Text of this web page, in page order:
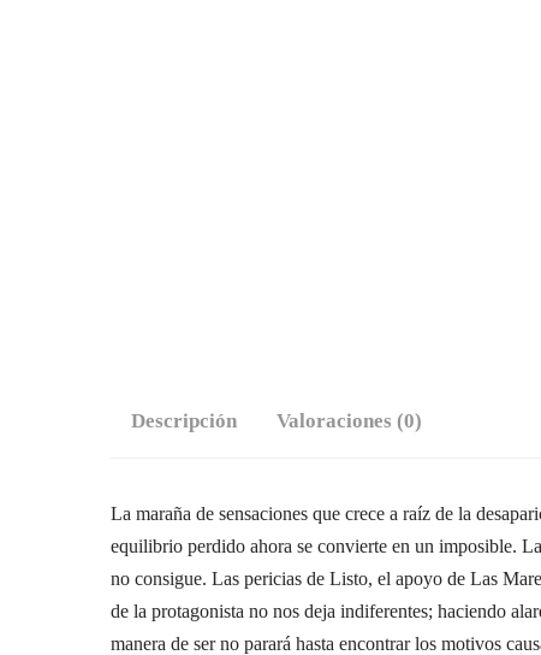
Descripción Valoraciones (0)
La maraña de sensaciones que crece a raíz de la
equilibrio perdido ahora se convierte en un imposible.
no consigue. Las pericias de Listo, el apoyo de Las
de la protagonista no nos deja indiferentes; haciendo
manera de ser no parará hasta encontrar los motivos